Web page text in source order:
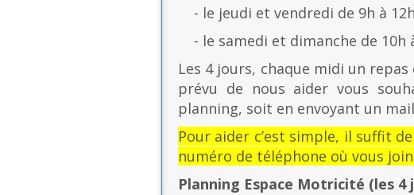
- le jeudi et vendredi de 9h à
- le samedi et dimanche de 10h
Les 4 jours, chaque midi un
prévu de nous aider vous
planning, soit en envoyant un
Pour aider c’est simple, il suffit
numéro de téléphone où vous
Planning Espace Motricité (les 4